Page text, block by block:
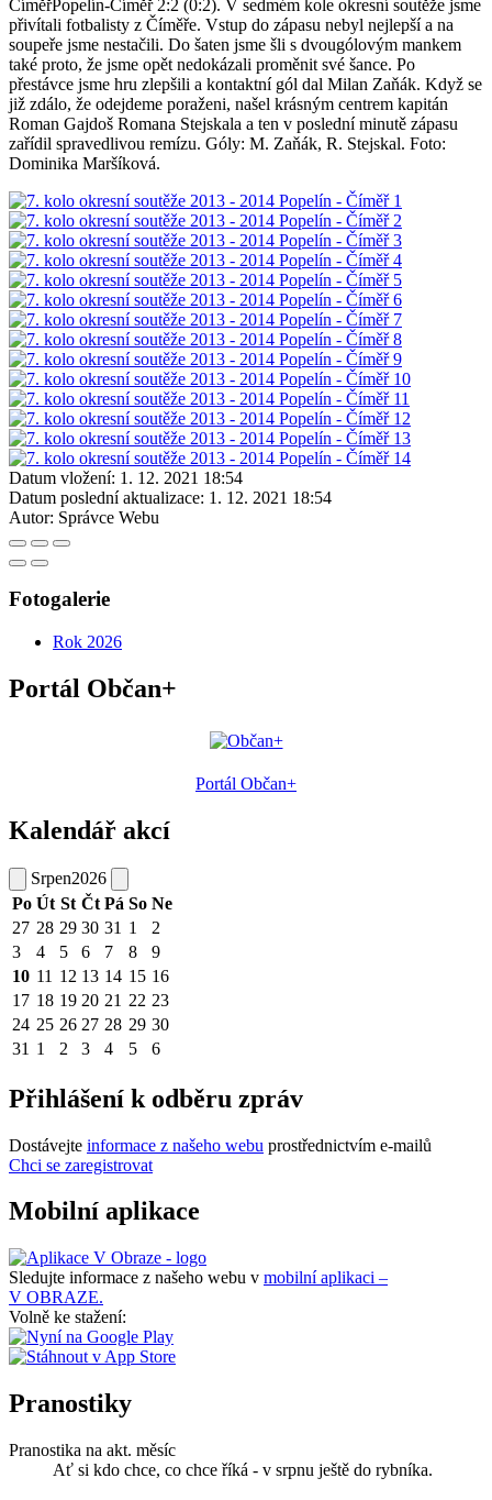
ČíměřPopelín-Číměř 2:2 (0:2). V sedmém kole okresní soutěže jsme
přivítali fotbalisty z Číměře. Vstup do zápasu nebyl nejlepší a na
soupeře jsme nestačili. Do šaten jsme šli s dvougólovým mankem
také proto, že jsme opět nedokázali proměnit své šance. Po
přestávce jsme hru zlepšili a kontaktní gól dal Milan Zaňák. Když se
již zdálo, že odejdeme poraženi, našel krásným centrem kapitán
Roman Gajdoš Romana Stejskala a ten v poslední minutě zápasu
zařídil spravedlivou remízu. Góly: M. Zaňák, R. Stejskal. Foto:
Dominika Maršíková.
Datum vložení: 1. 12. 2021 18:54
Datum poslední aktualizace: 1. 12. 2021 18:54
Autor: Správce Webu
Fotogalerie
Rok 2026
Portál Občan+
Portál Občan+
Kalendář akcí
Srpen2026
Po Út St Čt Pá So Ne
27 28 29 30 31 1
2
3
4 5 6 7 8
9
10 11 12 13 14 15 16
17 18 19 20 21 22 23
24 25 26 27 28 29 30
31 1 2 3 4 5 6
Přihlášení k odběru zpráv
Dostávejte informace z našeho webu prostřednictvím e-mailů
Chci se zaregistrovat
Mobilní aplikace
Sledujte informace z našeho webu v mobilní aplikaci –
V OBRAZE.
Volně ke stažení:
Pranostiky
Pranostika na akt. měsíc
Ať si kdo chce, co chce říká - v srpnu ještě do rybníka.